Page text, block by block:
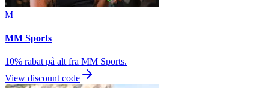
M
MM Sports
10% rabat på alt fra MM Sports.
View discount code